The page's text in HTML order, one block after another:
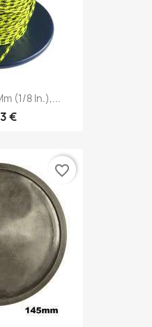
(1/8 In.),...
€
favorite_border